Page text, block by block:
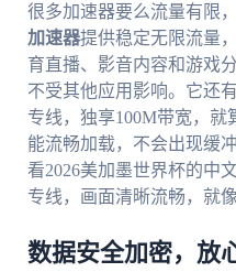
很多加速器要么流量有限
加速器提供稳定无限流量
育直播、影音内容和游戏
不受其他应用影响。它还
专线，独享100M带宽，
能流畅加载，不会出现缓
看2026美加墨世界杯的中
专线，画面清晰流畅，就
数据安全加密，放